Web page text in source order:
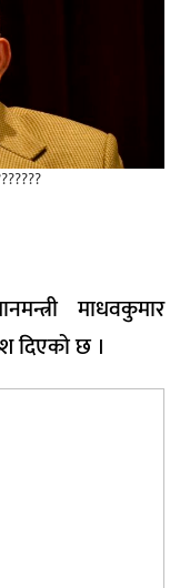
माधवकुमार
दिएको छ ।